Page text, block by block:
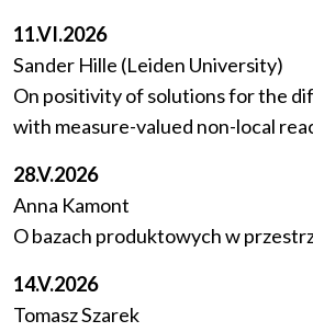
11.VI.2026
Sander Hille (Leiden University)
On positivity of solutions for the
with measure-valued non-local
28.V.2026
Anna Kamont
O bazach produktowych w
14.V.2026
Tomasz Szarek